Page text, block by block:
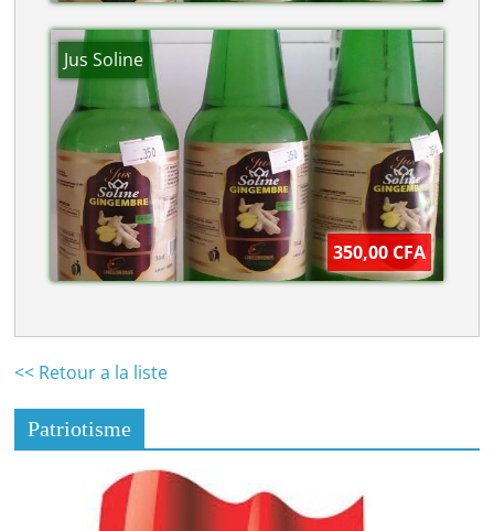
Jus Soline
350,00 CFA
<< Retour a la liste
Patriotisme